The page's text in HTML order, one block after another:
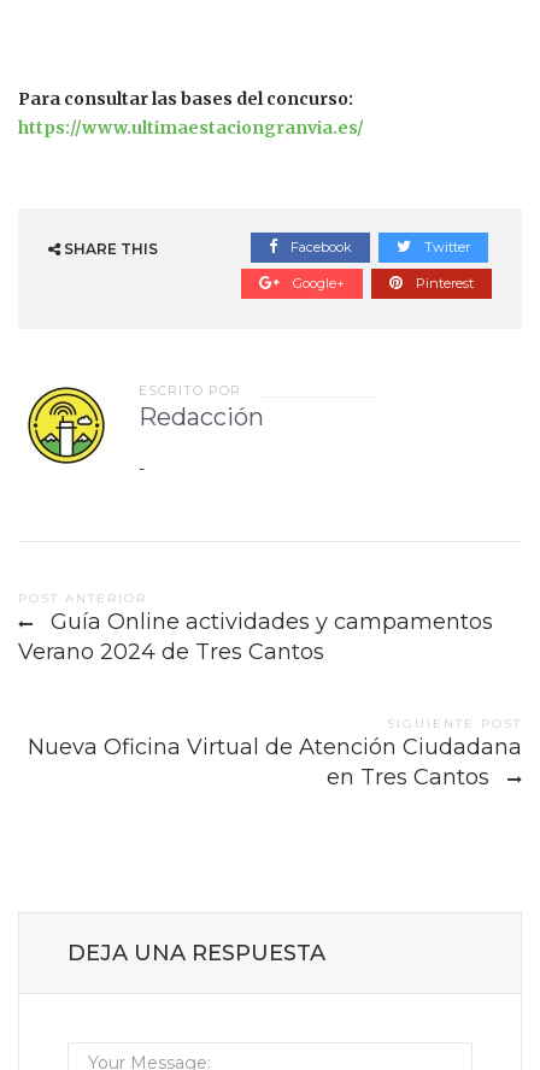
Para consultar las bases del concurso:
https://www.ultimaestaciongranvia.es/
SHARE THIS Facebook Twitter
Google+ Pinterest
ESCRITO POR
Redacción
-
Post
navigation
POST ANTERIOR
Guía Online actividades y campamentos
Verano 2024 de Tres Cantos
SIGUIENTE POST
Nueva Oficina Virtual de Atención Ciudadana
en Tres Cantos
DEJA UNA RESPUESTA